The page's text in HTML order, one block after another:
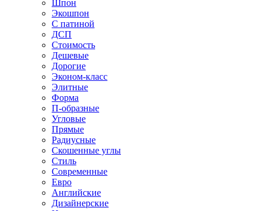
Шпон
Экошпон
С патиной
ДСП
Стоимость
Дешевые
Дорогие
Эконом-класс
Элитные
Форма
П-образные
Угловые
Прямые
Радиусные
Скошенные углы
Стиль
Современные
Евро
Английские
Дизайнерские